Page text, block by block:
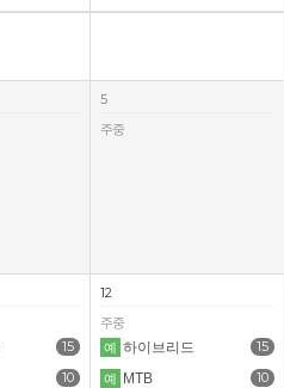
5
주중
15
10
12
주중
15
예 하이브리드
10
예
MTB